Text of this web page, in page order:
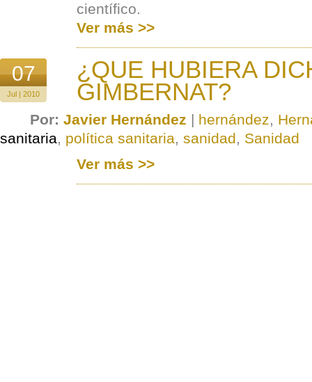
científico.
Ver más >>
07
Jul | 2010
¿QUE HUBIERA
GIMBERNAT?
Por: Javier Hernández | hernández,
sanitaria, política sanitaria, sanidad, Sanidad
Ver más >>